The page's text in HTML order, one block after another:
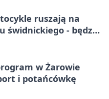
ruszają na
świdnickiego - będzie
w Żarowie
i potańcówkę